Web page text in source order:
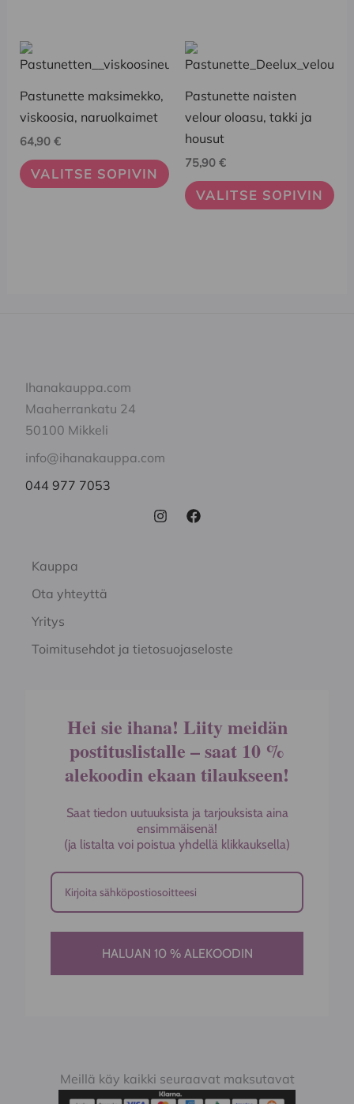
Pastunette maksimekko,
viskoosia, naruolkaimet
64,90 €
VALITSE SOPIVIN
Tällä
tuotteella
on
useampi
muunnelma.
Voit
tehdä
Pastunette naisten
velour oloasu, takki ja
housut
75,90 €
VALITSE SOPIVIN
Tällä
tuotteella
on
useampi
muunnelma.
Voit
tehdä
valinnat
Ihanakauppa.com
Maaherrankatu 24
50100 Mikkeli
info@ihanakauppa.com
044 977 7053
Kauppa
Ota yhteyttä
Yritys
Toimitusehdot ja tietosuojaseloste
Hei sie ihana! Liity meidän
postituslistalle – saat 10 %
alekoodin ekaan tilaukseen!
Saat tiedon uutuuksista ja tarjouksista aina
ensimmäisenä!
(ja listalta voi poistua yhdellä klikkauksella)
HALUAN 10 % ALEKOODIN
Meillä käy kaikki seuraavat maksutavat